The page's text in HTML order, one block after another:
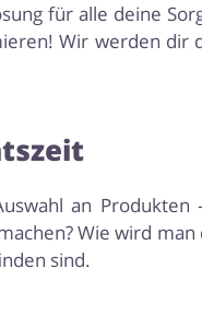
für alle deine
Wir werden dir
an
Wie wird
sind.